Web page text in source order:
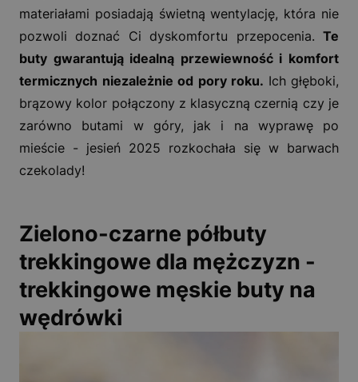
materiałami posiadają świetną wentylację, która nie
pozwoli doznać Ci dyskomfortu przepocenia. Te
buty gwarantują idealną przewiewność i komfort
termicznych niezależnie od pory roku. Ich głęboki,
brązowy kolor połączony z klasyczną czernią czy je
zarówno butami w góry, jak i na wyprawę po
mieście - jesień 2025 rozkochała się w barwach
czekolady!
Zielono-czarne półbuty
trekkingowe dla mężczyzn -
trekkingowe męskie buty na
wędrówki